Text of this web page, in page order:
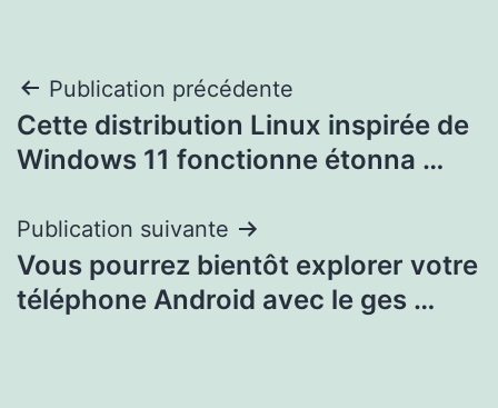
Navigation
de
Publication précédente
Cette distribution Linux inspirée de
Windows 11 fonctionne étonna …
Publication suivante
Vous pourrez bientôt explorer votre
téléphone Android avec le ges …